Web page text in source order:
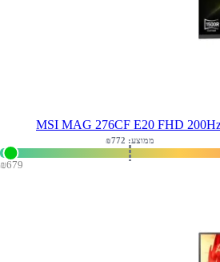
₪679
ממוצע: ₪ 772